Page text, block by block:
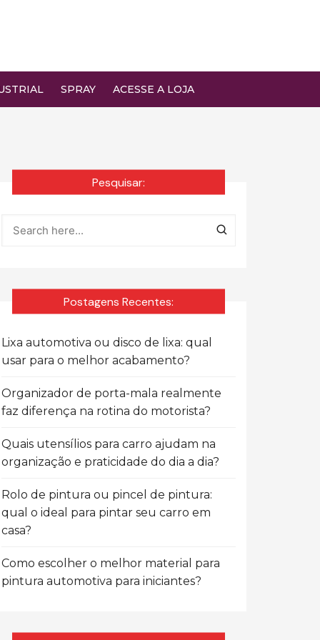
SPRAY ACESSE A LOJA
Pesquisar:
Postagens Recentes:
Lixa automotiva ou disco de lixa: qual
usar para o melhor acabamento?
Organizador de porta-mala realmente
faz diferença na rotina do motorista?
Quais utensílios para carro ajudam na
organização e praticidade do dia a dia?
Rolo de pintura ou pincel de pintura:
qual o ideal para pintar seu carro em
casa?
Como escolher o melhor material para
pintura automotiva para iniciantes?